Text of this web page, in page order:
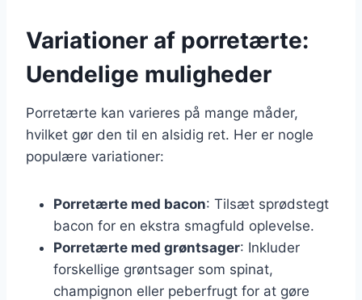
Variationer af porretærte:
Uendelige muligheder
Porretærte kan varieres på mange måder,
hvilket gør den til en alsidig ret. Her er nogle
populære variationer:
Porretærte med bacon: Tilsæt sprødstegt
bacon for en ekstra smagfuld oplevelse.
Porretærte med grøntsager: Inkluder
forskellige grøntsager som spinat,
champignon eller peberfrugt for at gøre